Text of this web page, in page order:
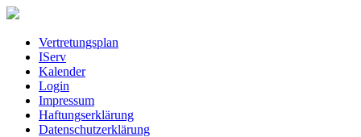
Vertretungsplan
IServ
Kalender
Login
Impressum
Haftungserklärung
Datenschutzerklärung